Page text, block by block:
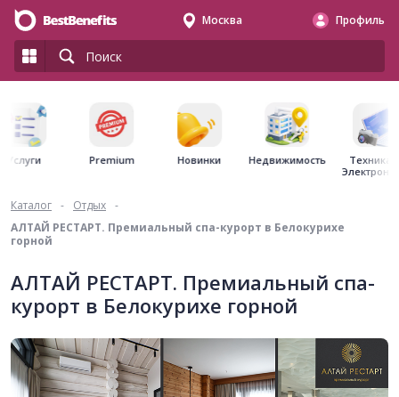
Москва Профиль
Услуги Premium Новинки Недвижимость
Техника
Каталог - Отдых -
АЛТАЙ РЕСТАРТ. Премиальный спа-курорт в Белокурихе
горной
АЛТАЙ РЕСТАРТ. Премиальный спа-
курорт в Белокурихе горной